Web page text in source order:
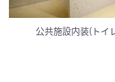
公共施設内装(トイ